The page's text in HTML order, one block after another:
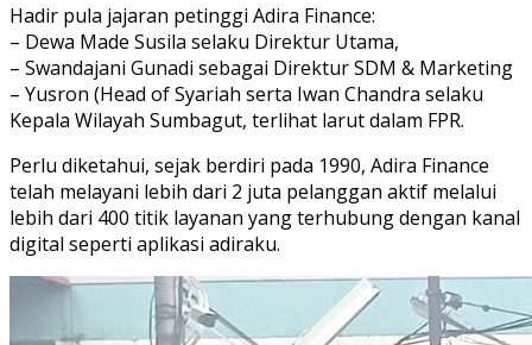
Hadir pula jajaran petinggi Adira Finance:
– Dewa Made Susila selaku Direktur Utama,
– Swandajani Gunadi sebagai Direktur SDM & Marketing
– Yusron (Head of Syariah serta Iwan Chandra selaku
Kepala Wilayah Sumbagut, terlihat larut dalam FPR.
Perlu diketahui, sejak berdiri pada 1990, Adira Finance
telah melayani lebih dari 2 juta pelanggan aktif melalui
lebih dari 400 titik layanan yang terhubung dengan kanal
digital seperti aplikasi adiraku.